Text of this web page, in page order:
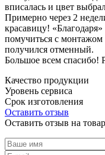
вписалась и цвет
Примерно через 2
красавицу!
помучиться с монтажом
получился отменный.
Большое всем спасибо!
Качество продукции
Уровень сервиса
Срок изготовления
Оставить отзыв
Оставить отзыв на